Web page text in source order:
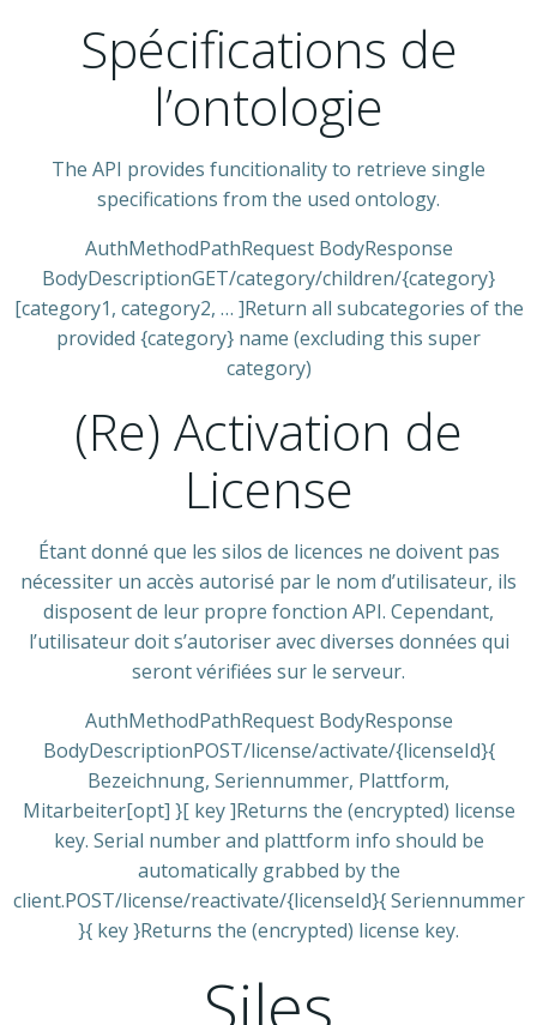
Spécifications de
l’ontologie
The API provides funcitionality to retrieve single
specifications from the used ontology.
AuthMethodPathRequest BodyResponse
BodyDescriptionGET/category/children/{category}
[category1, category2, … ]Return all subcategories of the
provided {category} name (excluding this super
category)
(Re) Activation de
License
Étant donné que les silos de licences ne doivent pas
nécessiter un accès autorisé par le nom d’utilisateur, ils
disposent de leur propre fonction API. Cependant,
l’utilisateur doit s’autoriser avec diverses données qui
seront vérifiées sur le serveur.
AuthMethodPathRequest BodyResponse
BodyDescriptionPOST/license/activate/{licenseId}{
Bezeichnung, Seriennummer, Plattform,
Mitarbeiter[opt] }[ key ]Returns the (encrypted) license
key. Serial number and plattform info should be
automatically grabbed by the
client.POST/license/reactivate/{licenseId}{ Seriennummer
}{ key }Returns the (encrypted) license key.
Siles